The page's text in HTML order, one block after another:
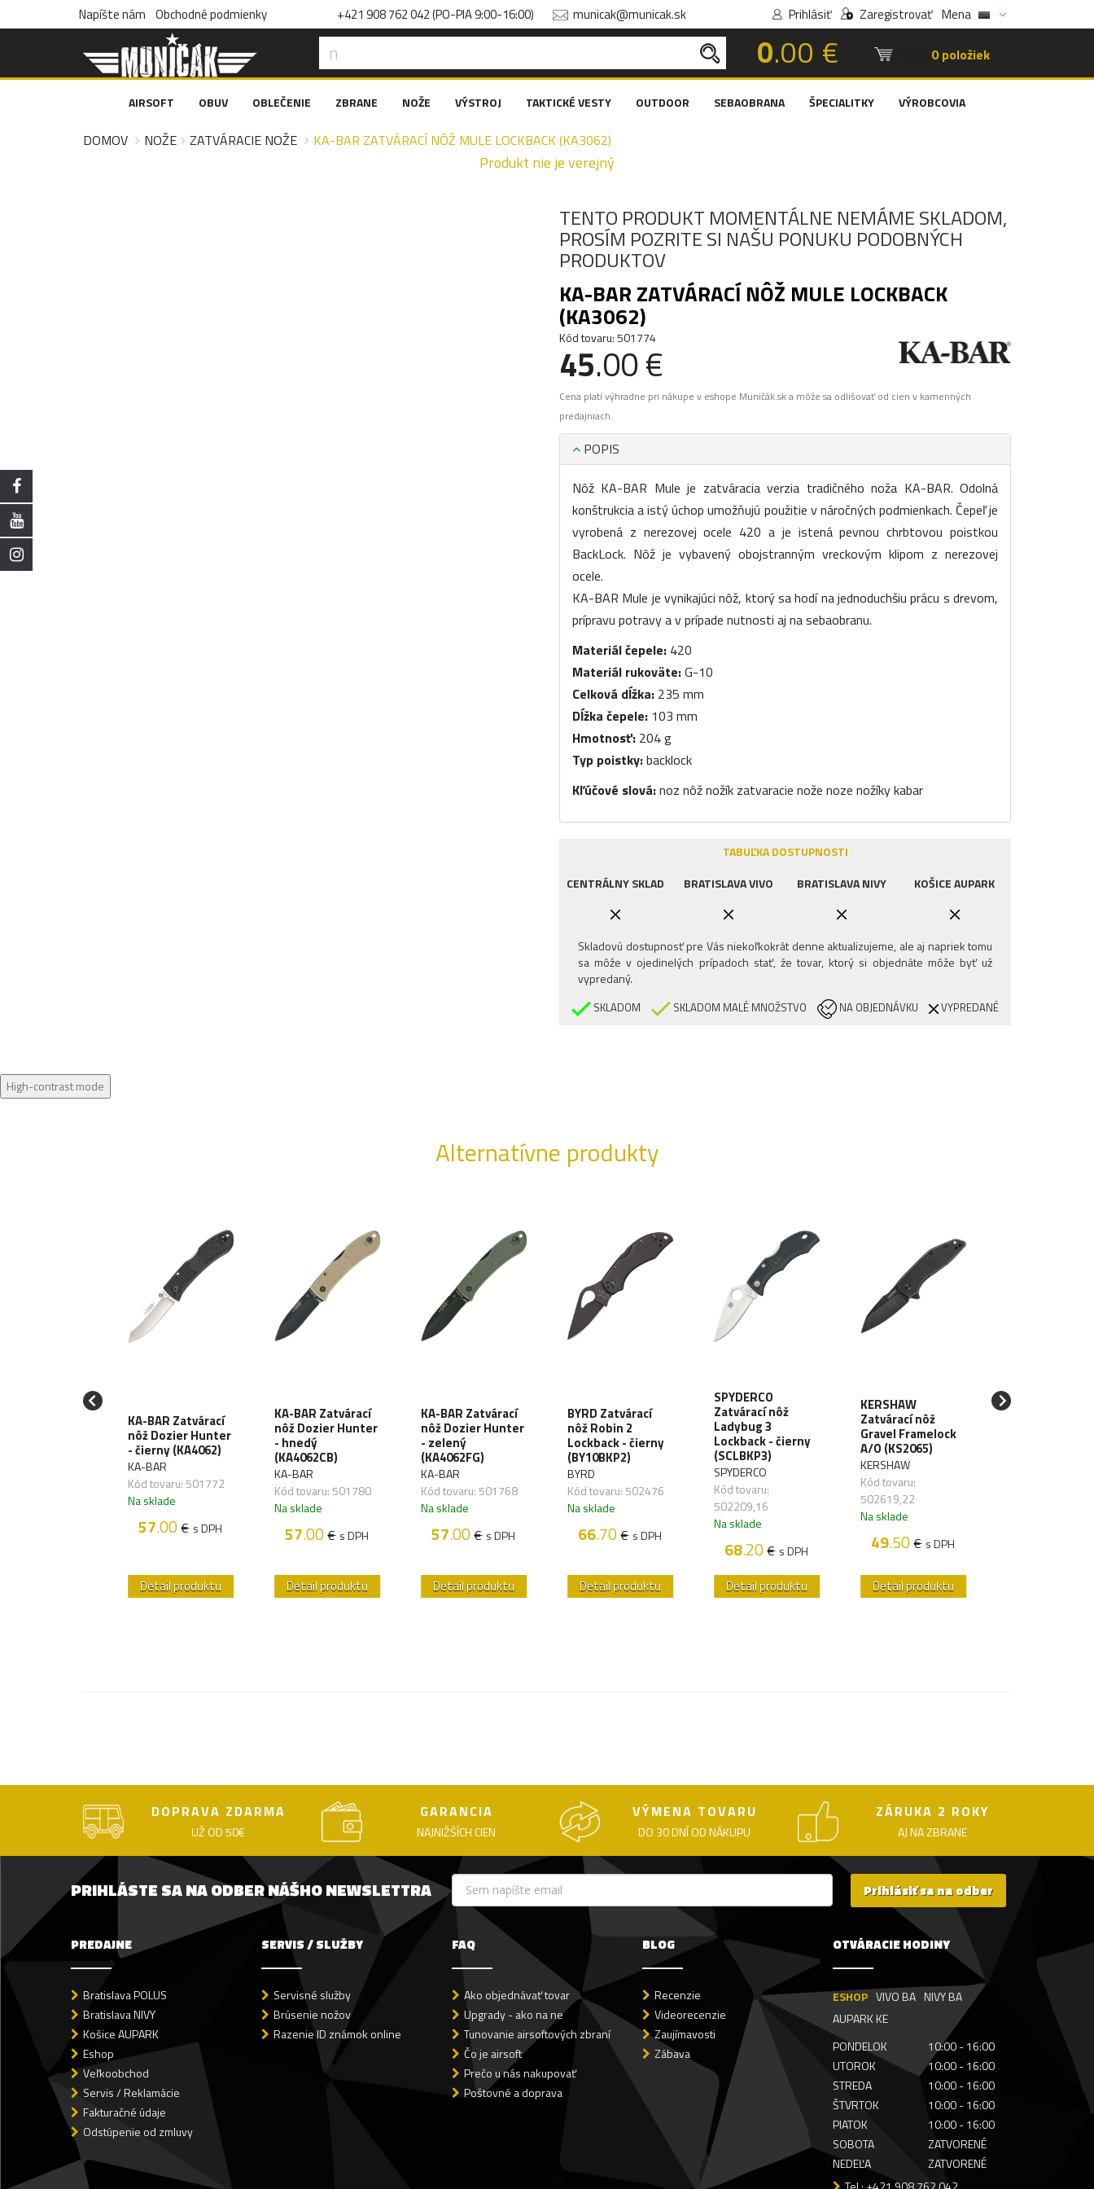
Napíšte nám Obchodné podmienky +421 908 762 042 (PO-PIA 9:00-16:00) municak@municak.sk Prihlásiť Zaregistrovať Mena
0.00 € 0 položiek
AIRSOFT OBUV OBLEČENIE ZBRANE NOŽE VÝSTROJ TAKTICKÉ VESTY OUTDOOR SEBAOBRANA ŠPECIALITKY VÝROBCOVIA
DOMOV NOŽE ZATVÁRACIE NOŽE KA-BAR ZATVÁRACÍ NÔŽ MULE LOCKBACK (KA3062)
Produkt nie je verejný
TENTO PRODUKT MOMENTÁLNE NEMÁME SKLADOM,
PROSÍM POZRITE SI NAŠU PONUKU PODOBNÝCH
PRODUKTOV
KA-BAR ZATVÁRACÍ NÔŽ MULE LOCKBACK
(KA3062)
Kód tovaru: 501774
45.00 €
Cena platí výhradne pri nákupe v eshope Muničák.sk a môže sa odlišovať od cien v kamenných
predajniach.
POPIS
Nôž KA-BAR Mule je zatváracia verzia tradičného noža KA-BAR. Odolná
konštrukcia a istý úchop umožňujú použitie v náročných podmienkach. Čepeľ je
vyrobená z nerezovej ocele 420 a je istená pevnou chrbtovou poistkou
BackLock. Nôž je vybavený obojstranným vreckovým klipom z nerezovej
ocele.
KA-BAR Mule je vynikajúci nôž, ktorý sa hodí na jednoduchšiu prácu s drevom,
prípravu potravy a v prípade nutnosti aj na sebaobranu.
Materiál čepele: 420
Materiál rukoväte:G-10
Celková dĺžka: 235 mm
Dĺžka čepele: 103 mm
Hmotnosť: 204 g
Typ poistky:backlock
Kľúčové slová:noz nôž nožík zatvaracie nože noze nožíky kabar
TABUĽKA DOSTUPNOSTI
CENTRÁLNY SKLAD
BRATISLAVA VIVO BRATISLAVA NIVY KOŠICE AUPARK
Skladovú dostupnosť pre Vás niekoľkokrát denne aktualizujeme, ale aj napriek tomu
sa môže v ojedinelých prípadoch stať, že tovar, ktorý si objednáte môže byť už
vypredaný.
SKLADOM SKLADOM MALÉ MNOŽSTVO NA OBJEDNÁVKU VYPREDANÉ
High-contrast mode
Alternatívne produkty
KA-BAR Zatvárací
nôž Dozier Hunter
- čierny (KA4062)
KA-BAR
Kód tovaru: 501772
Na sklade
57.00€ s DPH
Detail produktu
KA-BAR Zatvárací
nôž Dozier Hunter
- hnedý
(KA4062CB)
KA-BAR
Kód tovaru: 501780
Na sklade
57.00€ s DPH
Detail produktu
KA-BAR Zatvárací
nôž Dozier Hunter
- zelený
(KA4062FG)
KA-BAR
Kód tovaru: 501768
Na sklade
57.00€ s DPH
Detail produktu
BYRD Zatvárací
nôž Robin 2
Lockback - čierny
(BY10BKP2)
BYRD
Kód tovaru: 502476
Na sklade
66.70€ s DPH
Detail produktu
SPYDERCO
Zatvárací nôž
Ladybug 3
Lockback - čierny
(SCLBKP3)
SPYDERCO
Kód tovaru:
502209,16
Na sklade
68.20€ s DPH
Detail produktu
KERSHAW
Zatvárací nôž
Gravel Framelock
A/O (KS2065)
KERSHAW
Kód tovaru:
502619,22
Na sklade
49.50€ s DPH
Detail produktu
DOPRAVA ZDARMA
UŽ OD 50€
GARANCIA
NAJNIŽŠÍCH CIEN
VÝMENA TOVARU
DO 30 DNÍ OD NÁKUPU
ZÁRUKA 2 ROKY
AJ NA ZBRANE
PRIHLÁSTE SA NA ODBER NÁŠHO NEWSLETTRA Prihlásiť sa na odber
PREDAJNE
Bratislava POLUS
Bratislava NIVY
Košice AUPARK
Eshop
Veľkoobchod
Servis / Reklamácie
Fakturačné údaje
Odstúpenie od zmluvy
SERVIS / SLUŽBY
Servisné služby
Brúsenie nožov
Razenie ID známok online
FAQ
Ako objednávať tovar
Upgrady - ako na ne
Tunovanie airsoftových zbraní
Čo je airsoft
Prečo u nás nakupovať
Poštovné a doprava
BLOG
Recenzie
Videorecenzie
Zaujímavosti
Zábava
OTVÁRACIE HODINY
ESHOP VIVO BA NIVY BA
AUPARK KE
PONDELOK
10:00 - 16:00
UTOROK
10:00 - 16:00
STREDA
10:00 - 16:00
ŠTVRTOK
10:00 - 16:00
PIATOK
10:00 - 16:00
SOBOTA
ZATVORENÉ
NEDEĽA
ZATVORENÉ